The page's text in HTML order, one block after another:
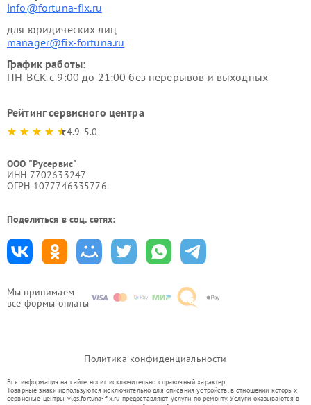
Мы принимаем
все формы оплаты
info@fortuna-fix.ru
для юридических лиц
manager@fix-fortuna.ru
График работы:
ПН-ВСК с 9:00 до 21:00 без перерывов и выходных
Рейтинг сервисного центра
4.9-5.0
ООО "Русервис"
ИНН 7702633247
ОГРН 1077746335776
Поделиться в соц. сетях:
Политика конфиденциальности
Вся информация на сайте носит исключительно справочный характер.
Товарные знаки используются исключительно для описания устройств, в отношении которых
сервисные центры vlgs.fortuna-fix.ru предоставляют услуги по ремонту. Услуги оказываются в